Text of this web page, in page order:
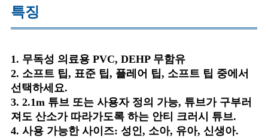
특징
1. 무독성 의료용 PVC, DEHP 무함유
2. 소프트 팁, 표준 팁, 플레어 팁, 소프트 팁 중에서
선택하세요.
3. 2.1m 튜브 또는 사용자 정의 가능, 튜브가 구부러
져도 산소가 따라가도록 하는 안티 크러시 튜브.
4. 사용 가능한 사이즈: 성인, 소아, 유아, 신생아.